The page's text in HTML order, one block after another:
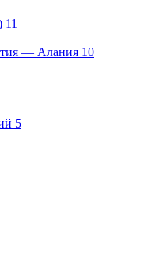
11
— Алания 10
5